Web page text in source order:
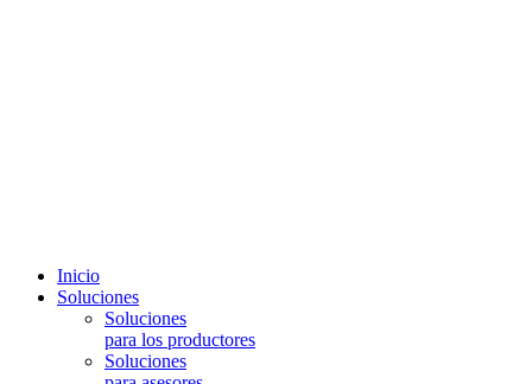
Inicio
Soluciones
Soluciones
para los productores
Soluciones